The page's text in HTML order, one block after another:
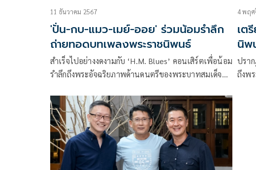
11 ธันวาคม 2567
'ปั่น-กบ-แมว-เมย์-ออย' ร่วมน้อมรำลึก
ถ่ายทอดบทเพลงพระราชนิพนธ์
สำเร็จไปอย่างงดงามกับ ‘H.M. Blues’ คอนเสิร์ตเพื่อน้อม
รำลึกถึงพระอัจฉริยภาพด้านดนตรีของพระบาทสมเด็จ
นาถบพิตร รัชกาลที่ ๙
4 พฤศ
เต
นิพ
ปรา
ถึงพ